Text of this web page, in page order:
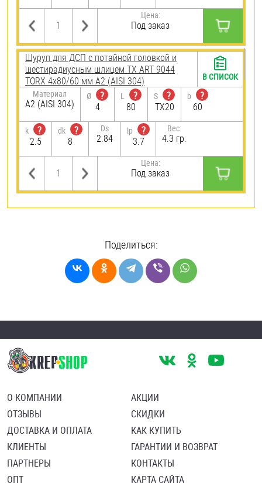
Цена:
Под заказ
Шуруп для ДСП с потайной головкой и
шестирадиусным шлицем TX ART 9044
TORX 4х80/60 мм А2 (AISI 304)
Материал
А2 (AISI 304)
Ø
?
4
L
?
80
S
?
TX20
b
?
60
k
?
2.5
dk
?
8
Ds
2.84
lp
?
3.7
Вес:
4.3 гр.
Цена:
Под заказ
В СПИСОК
Поделиться:
О КОМПАНИИ
ОТЗЫВЫ
ДОСТАВКА И ОПЛАТА
КЛИЕНТЫ
ПАРТНЕРЫ
ОПТ
АКЦИИ
СКИДКИ
КАК КУПИТЬ
ГАРАНТИИ И ВОЗВРАТ
КОНТАКТЫ
КАРТА САЙТА